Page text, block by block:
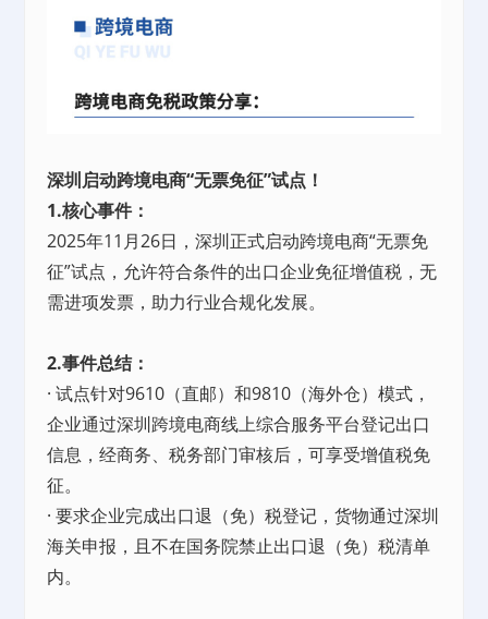
深圳启动跨境电商“无票免征”试点！
1.核心事件：
2025年11月26日，深圳正式启动跨境电商“无票免
征”试点，允许符合条件的出口企业免征增值税，无
需进项发票，助力行业合规化发展。
2.事件总结：
· 试点针对9610（直邮）和9810（海外仓）模式，
企业通过深圳跨境电商线上综合服务平台登记出口
信息，经商务、税务部门审核后，可享受增值税免
征。
· 要求企业完成出口退（免）税登记，货物通过深圳
海关申报，且不在国务院禁止出口退（免）税清单
内。